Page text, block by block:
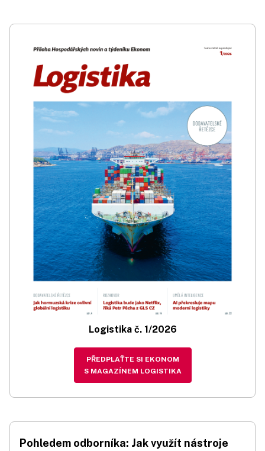
Logistika č. 1/2026
PŘEDPLAŤTE SI EKONOM
S MAGAZÍNEM LOGISTIKA
Pohledem odborníka: Jak využít nástroje